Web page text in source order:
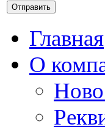
Главная
О